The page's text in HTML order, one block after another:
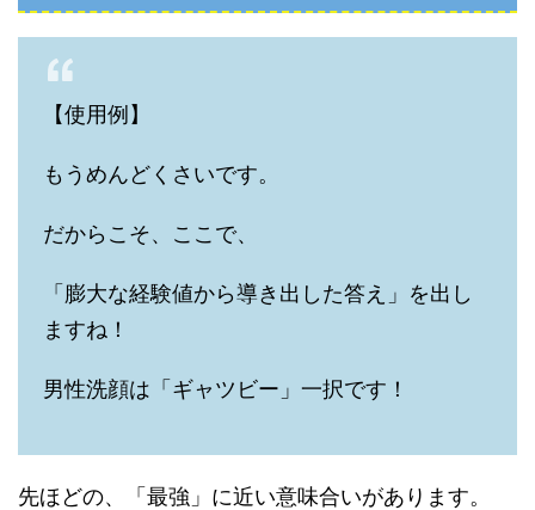
【使用例】
もうめんどくさいです。
だからこそ、ここで、
「膨大な経験値から導き出した答え」を出し
ますね！
男性洗顔は「ギャツビー」一択です！
先ほどの、「最強」に近い意味合いがあります。